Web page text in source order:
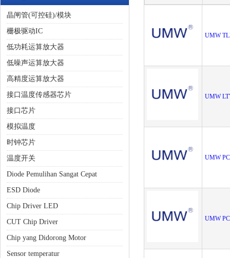
晶闸管(可控硅)/模块
栅极驱动IC
低功耗运算放大器
低噪声运算放大器
高精度运算放大器
接口温度传感器芯片
接口芯片
模拟温度
时钟芯片
温度开关
Diode Pemulihan Sangat Cepat
ESD Diode
Chip Driver LED
CUT Chip Driver
Chip yang Didorong Motor
Sensor temperatur
UMW
UMW
UMW
UMW